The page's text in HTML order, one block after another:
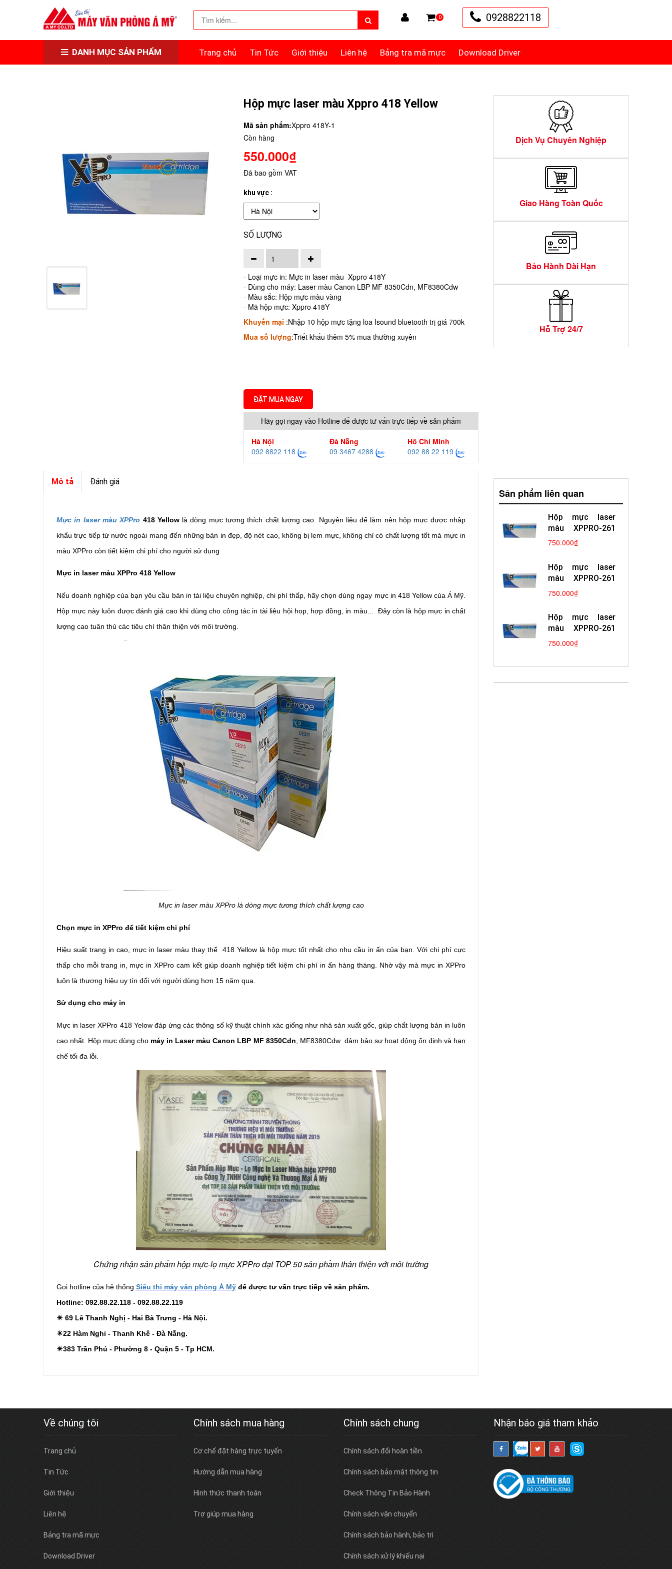
0 0928822118
DANH MỤC SẢN PHẨM Trang chủ Tin Tức Giới thiệu Liên hệ Bảng tra mã mực Download Driver
Hộp mực laser màu Xppro 418 Yellow
Mã sản phẩm:Xppro 418Y-1
Còn hàng
550.000₫
Đã bao gồm VAT
khu vực :
SỐ LƯỢNG
- Loại mực in: Mực in laser màu Xppro 418Y
- Dùng cho máy: Laser màu Canon LBP MF 8350Cdn, MF8380Cdw
- Màu sắc: Hộp mực màu vàng
- Mã hộp mực: Xppro 418Y
Khuyến mại :Nhập 10 hộp mực tặng loa Isound bluetooth trị giá 700k
Mua số lượng:Triết khấu thêm 5% mua thường xuyên
ĐẶT MUA NGAY
Hãy gọi ngay vào Hotline để được tư vấn trực tiếp về sản phẩm
Hà Nội
092 8822 118
Đà Nẵng
09 3467 4288
Hồ Chí Minh
092 88 22 119
Dịch Vụ Chuyên Nghiệp
Giao Hàng Toàn Quốc
Bảo Hành Dài Hạn
Hỗ Trợ 24/7
Mô tả Đánh giá
Mực in laser màu XPPro 418 Yellowlà dòng mực tương thích chất lượng cao. Nguyên liệu để làm nên hộp mực được nhập
khẩu trực tiếp từ nước ngoài mang đến những bản in đẹp, độ nét cao, không bị lem mực, không chỉ có chất lượng tốt mà mực in
màu XPPro còn tiết kiệm chi phí cho người sử dụng
Mực in laser màu XPPro 418 Yellow
Nếu doanh nghiệp của bạn yêu cầu bản in tài liệu chuyên nghiệp, chi phí thấp, hãy chọn dùng ngay mực in 418 Yellow của Á Mỹ.
Hộp mực này luôn được đánh giá cao khi dùng cho công tác in tài liệu hội họp, hợp đồng, in màu... Đây còn là hộp mực in chất
lượng cao tuân thủ các tiêu chí thân thiện với môi trường.
Mực in laser màu XPPro là dòng mực tương thích chất lượng cao
Chọn mực in XPPro để tiết kiệm chi phí
Hiệu suất trang in cao, mực in laser màu thay thế 418 Yellow là hộp mực tốt nhất cho nhu cầu in ấn của bạn. Với chi phí cực
thấp cho mỗi trang in, mực in XPPro cam kết giúp doanh nghiệp tiết kiệm chi phí in ấn hàng tháng. Nhờ vậy mà mực in XPPro
luôn là thương hiệu uy tín đối với người dùng hơn 15 năm qua.
Sử dụng cho máy in
Mực in laser XPPro 418 Yelow đáp ứng các thông số kỹ thuật chính xác giống như nhà sản xuất gốc, giúp chất lượng bản in luôn
cao nhất. Hộp mực dùng cho máy in Laser màu Canon LBP MF 8350Cdn , MF8380Cdw đảm bảo sự hoạt động ổn định và hạn
chế tối đa lỗi.
Chứng nhận sản phẩm hộp mực-lọ mực XPPro đạt TOP 50 sản phầm thân thiện với môi trường
Gọi hotline của hệ thống Siêu thị máy văn phòng Á Mỹ để được tư vấn trực tiếp về sản phẩm.
Hotline: 092.88.22.118 - 092.88.22.119
☀ 69 Lê Thanh Nghị - Hai Bà Trưng - Hà Nội.
☀22 Hàm Nghi - Thanh Khê - Đà Nẵng.
☀383 Trần Phú - Phường 8 - Quận 5 - Tp HCM.
Sản phẩm liên quan
Hộp mực laser
màu XPPRO-261
Yellow
750.000₫
Hộp mực laser
màu XPPRO-261
Magenta
750.000₫
Hộp mực laser
màu XPPRO-261
Cyan
750.000₫
Về chúng tôi
Trang chủ
Tin Tức
Giới thiệu
Liên hệ
Bảng tra mã mực
Download Driver
Chính sách mua hàng
Cơ chế đặt hàng trực tuyến
Hướng dẫn mua hàng
Hình thức thanh toán
Trợ giúp mua hàng
Chính sách chung
Chính sách đổi hoàn tiền
Chính sách bảo mật thông tin
Check Thông Tin Bảo Hành
Chính sách vận chuyển
Chính sách bảo hành, bảo trì
Chính sách xử lý khiếu nại
Nhận báo giá tham khảo